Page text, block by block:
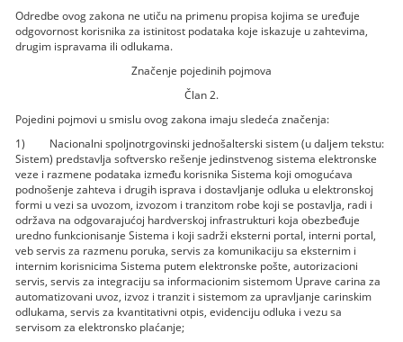
Odredbe ovog zakona ne utiču na primenu propisa kojima se uređuje
odgovornost korisnika za istinitost podataka koje iskazuje u zahtevima,
drugim ispravama ili odlukama.
Značenje pojedinih pojmova
Član 2.
Pojedini pojmovi u smislu ovog zakona imaju sledeća značenja:
1) Nacionalni spoljnotrgovinski jednošalterski sistem (u daljem tekstu:
Sistem) predstavlja softversko rešenje jedinstvenog sistema elektronske
veze i razmene podataka između korisnika Sistema koji omogućava
podnošenje zahteva i drugih isprava i dostavljanje odluka u elektronskoj
formi u vezi sa uvozom, izvozom i tranzitom robe koji se postavlja, radi i
održava na odgovarajućoj hardverskoj infrastrukturi koja obezbeđuje
uredno funkcionisanje Sistema i koji sadrži eksterni portal, interni portal,
veb servis za razmenu poruka, servis za komunikaciju sa eksternim i
internim korisnicima Sistema putem elektronske pošte, autorizacioni
servis, servis za integraciju sa informacionim sistemom Uprave carina za
automatizovani uvoz, izvoz i tranzit i sistemom za upravljanje carinskim
odlukama, servis za kvantitativni otpis, evidenciju odluka i vezu sa
servisom za elektronsko plaćanje;